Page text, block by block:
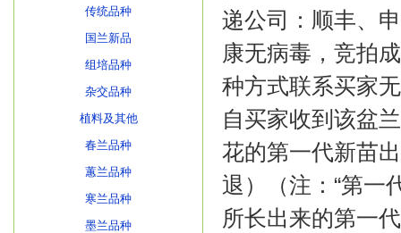
传统品种
国兰新品
组培品种
杂交品种
植料及其他
春兰品种
蕙兰品种
寒兰品种
墨兰品种
递公司：顺丰、
康无病毒，竞拍
种方式联系买家
自买家收到该盆
花的第一代新苗
退）（注：“第一
所长出来的第一